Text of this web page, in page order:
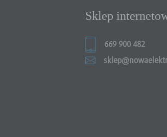
Sklep
669 900 482